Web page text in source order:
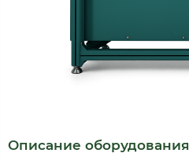
Описание оборудования